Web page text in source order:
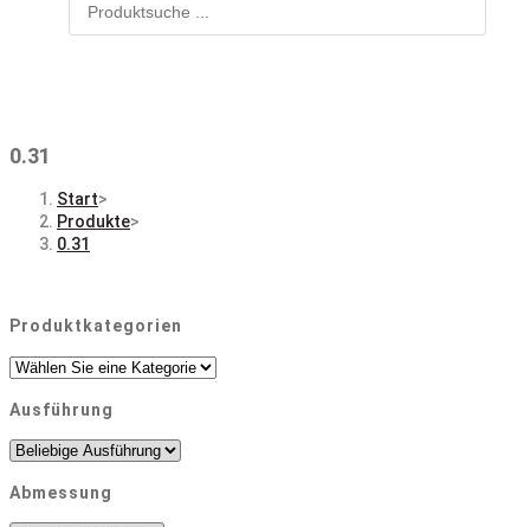
0.31
Start>
Produkte>
0.31
Produktkategorien
Ausführung
Abmessung